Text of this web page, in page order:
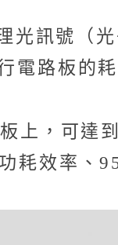
光訊號（光
電路板的耗
上，可達
耗效率、